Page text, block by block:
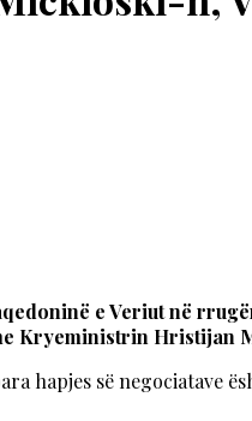
e Veriut në
Kryeministrin Hristijan
hapjes së negociatave